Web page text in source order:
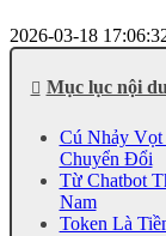
2026-03-18
Mục lục nội
Cú Nhảy
Chuyển Đổi
Từ Chatbot
Nam
Token Là